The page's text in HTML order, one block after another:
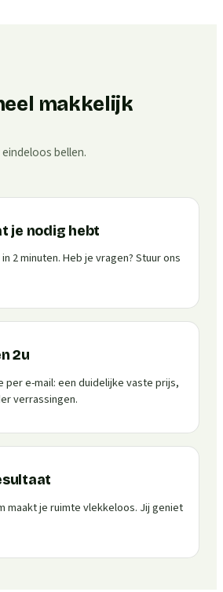
makkelijk
bellen.
je nodig hebt
2 minuten. Heb je vragen? Stuur ons
2u
per e-mail: een duidelijke vaste prijs,
verrassingen.
maakt je ruimte vlekkeloos. Jij geniet